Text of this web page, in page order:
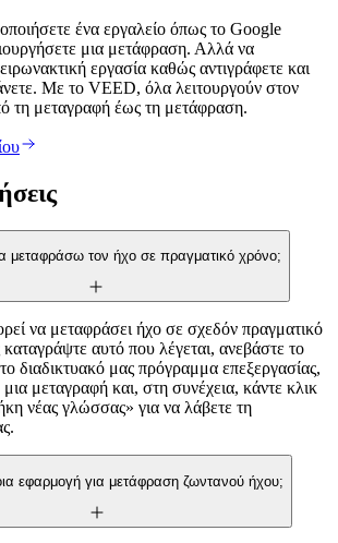
ένα εργαλείο όπως το Google
μια μετάφραση. Αλλά να
εργασία καθώς αντιγράφετε και
Με το VEED, όλα λειτουργούν στον
τη μεταγραφή έως τη μετάφραση.
τον ήχο σε πραγματικό χρόνο;
να μεταφράσει ήχο σε σχεδόν πραγματικό
αυτό που λέγεται, ανεβάστε το
διαδικτυακό μας πρόγραμμα επεξεργασίας,
μεταγραφή και, στη συνέχεια, κάντε κλικ
νέας γλώσσας» για να λάβετε τη
εφαρμογή για μετάφραση ζωντανού ήχου;